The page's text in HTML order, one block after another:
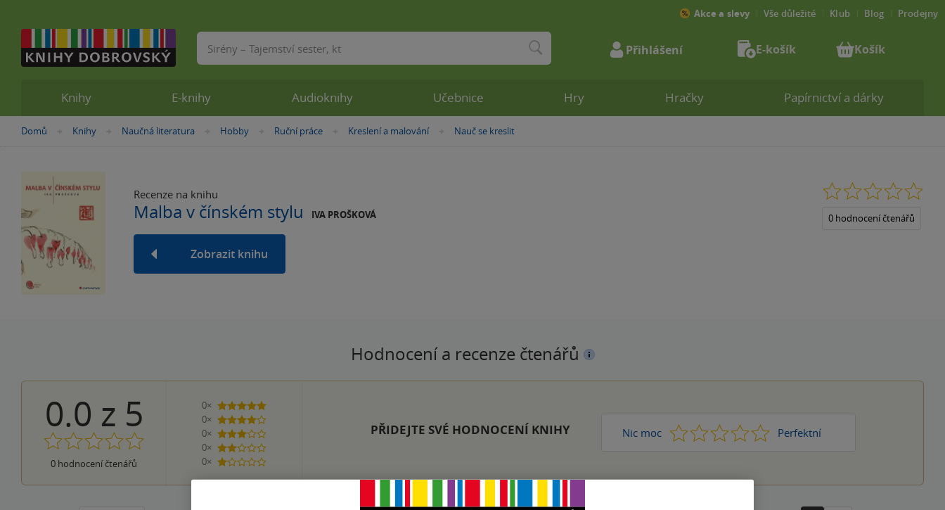
Nacházíte
Domů »
Knihy »
Naučná literatura »Hobby »
Ruční práce »
Kreslení a malování »
Nauč se kreslit
Recenze na knihu
Malba v čínském stylu IVA PROŠKOVÁ
Zobrazit knihu
0.0
0 hodnocení čtenářů
Hodnocení a recenze čtenářů
0.0 z 5
0 hodnocení čtenářů
0×
5 hvězdiček
0×
4 hvězdičky
0×
3 hvězdičky
0×
2 hvězdičky
0×
1 hvezdička
PŘIDEJTE SVÉ HODNOCENÍ KNIHY Nic moc 1 2 3 4 Perfektní
5
Knihy E-knihy Audioknihy Učebnice Hry Hračky Papírnictví a dárky
Akce a slevy Vše důležité Klub Blog Prodejny
Vyhledávání Přihlášení E-košík Košík